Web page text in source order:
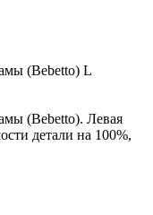
(Bebetto) L
(Bebetto). Левая
детали на 100%,